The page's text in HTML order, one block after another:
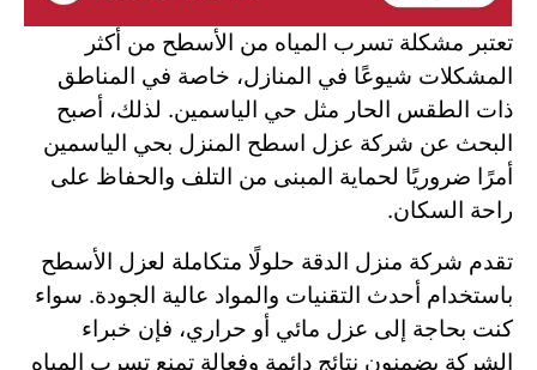
تعتبر مشكلة تسرب المياه من الأسطح من أكثر
المشكلات شيوعًا في المنازل، خاصة في المناطق
ذات الطقس الحار مثل حي الياسمين. لذلك، أصبح
البحث عن شركة عزل اسطح المنزل بحي الياسمين
أمرًا ضروريًا لحماية المبنى من التلف والحفاظ على
راحة السكان.
تقدم شركة منزل الدقة حلولًا متكاملة لعزل الأسطح
باستخدام أحدث التقنيات والمواد عالية الجودة. سواء
كنت بحاجة إلى عزل مائي أو حراري، فإن خبراء
الشركة يضمنون نتائج دائمة وفعالة تمنع تسرب المياه